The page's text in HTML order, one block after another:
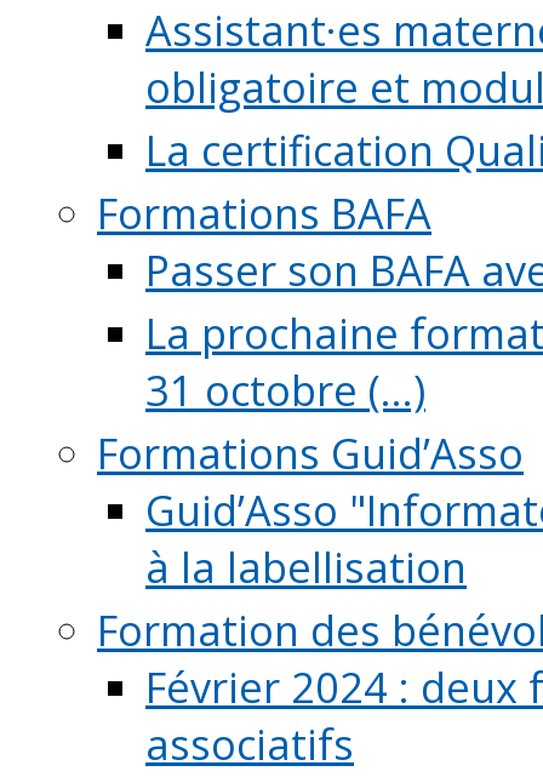
Assistant·es
obligatoire et
La certification
Formations BAFA
Passer son BAFA
La prochaine
31 octobre (...)
Formations Guid’Asso
Guid’Asso
à la labellisation
Formation des
Février 2024 :
associatifs